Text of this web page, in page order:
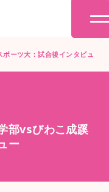
ポーツ大：試合後インタビュ
部vsびわこ成蹊
ー